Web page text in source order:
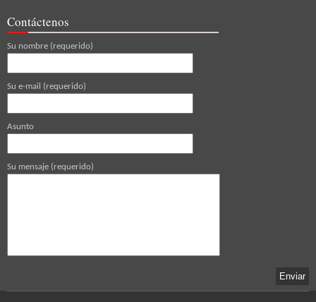
Contáctenos
Su nombre (requerido)
Su e-mail (requerido)
Asunto
Su mensaje (requerido)